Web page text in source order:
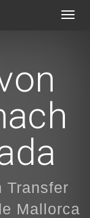
Transfer
Mallorca